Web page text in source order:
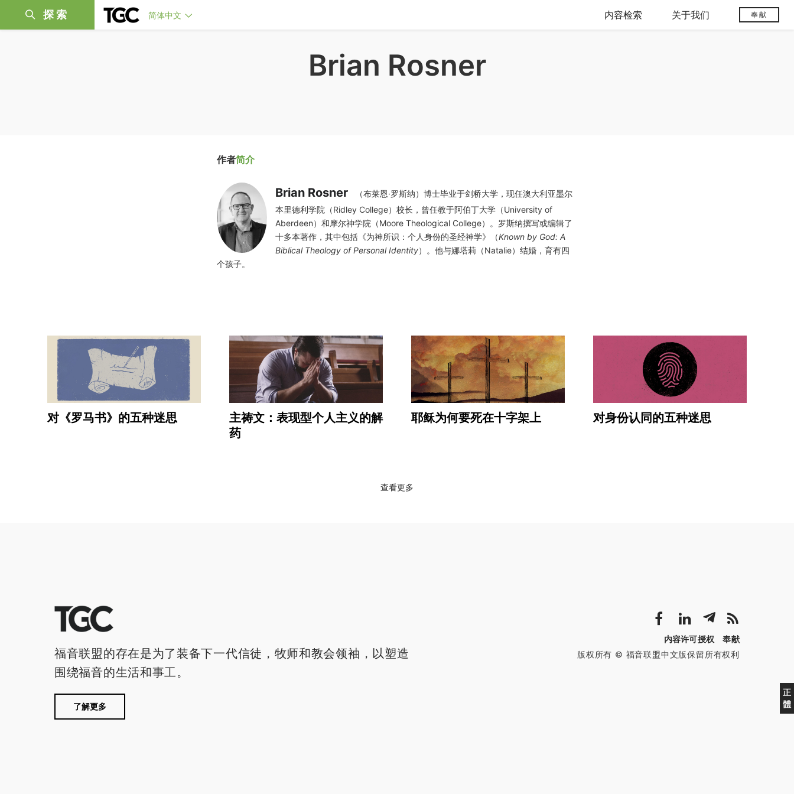
探索 简体中文 内容检索 关于我们 奉献
Brian Rosner
作者简介
Brian Rosner
（布莱恩·罗斯纳）博士毕业于剑桥大学，现任澳大利亚墨尔
本里德利学院（Ridley College）校长，曾任教于阿伯丁大学（University of
Aberdeen）和摩尔神学院（Moore Theological College）。罗斯纳撰写或编辑了
十多本著作，其中包括《为神所识：个人身份的圣经神学》（Known by God: A
Biblical Theology of Personal Identity）。他与娜塔莉（Natalie）结婚，育有四
个孩子。
对《罗马书》的五种迷思
主祷文：表现型个人主义的解
药
耶稣为何要死在十字架上 对身份认同的五种迷思
查看更多
正
體
福音联盟的存在是为了装备下一代信徒，牧师和教会领袖，以塑造
围绕福音的生活和事工。
了解更多
内容许可授权
奉献
版权所有 © 福音联盟中文版保留所有权利